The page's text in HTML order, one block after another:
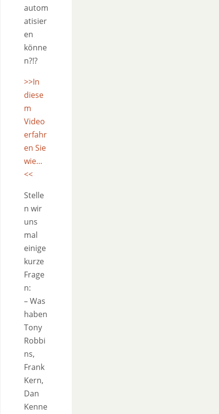
autom
atisier
en
könne
n?!?
>>In
diese
m
Video
erfahr
en Sie
wie…
<<
Stelle
n wir
uns
mal
einige
kurze
Frage
n:
– Was
haben
Tony
Robbi
ns,
Frank
Kern,
Dan
Kenne